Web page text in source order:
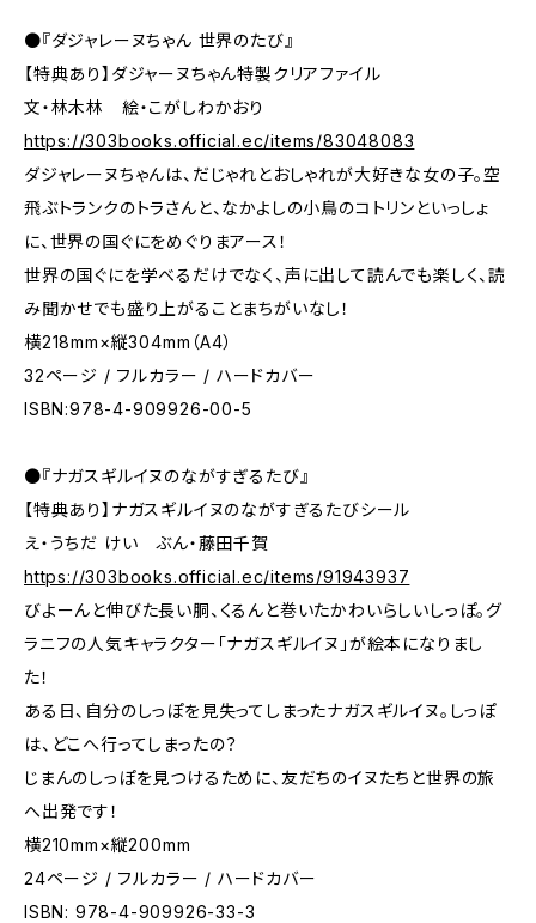
●『ダジャレーヌちゃん 世界のたび』
【特典あり】ダジャーヌちゃん特製クリアファイル
文・林木林 絵・こがしわかおり
https://303books.official.ec/items/83048083
ダジャレーヌちゃんは、だじゃれとおしゃれが大好きな女の子。空
飛ぶトランクのトラさんと、なかよしの小鳥のコトリンといっしょ
に、世界の国ぐにをめぐりまアース！
世界の国ぐにを学べるだけでなく、声に出して読んでも楽しく、読
み聞かせでも盛り上がることまちがいなし！
横218mm×縦304mm（A4）
32ページ / フルカラー / ハードカバー
ISBN:978-4-909926-00-5
●『ナガスギルイヌのながすぎるたび』
【特典あり】ナガスギルイヌのながすぎるたびシール
え・うちだ けい ぶん・藤田千賀
https://303books.official.ec/items/91943937
びよーんと伸びた長い胴、くるんと巻いたかわいらしいしっぽ。グ
ラニフの人気キャラクター「ナガスギルイヌ」が絵本になりまし
た！
ある日、自分のしっぽを見失ってしまったナガスギルイヌ。しっぽ
は、どこへ行ってしまったの？
じまんのしっぽを見つけるために、友だちのイヌたちと世界の旅
へ出発です！
横210mm×縦200mm
24ページ / フルカラー / ハードカバー
ISBN: 978-4-909926-33-3